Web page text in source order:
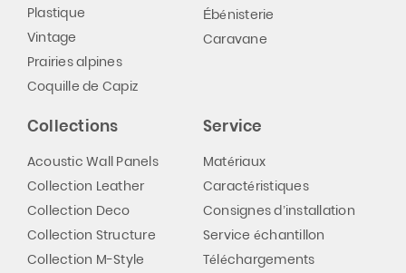
Plastique
Vintage
Prairies alpines
Coquille de Capiz
Ébénisterie
Caravane
Collections
Acoustic Wall Panels
Collection Leather
Collection Deco
Collection Structure
Collection M-Style
Service
Matériaux
Caractéristiques
Consignes d’installation
Service échantillon
Téléchargements